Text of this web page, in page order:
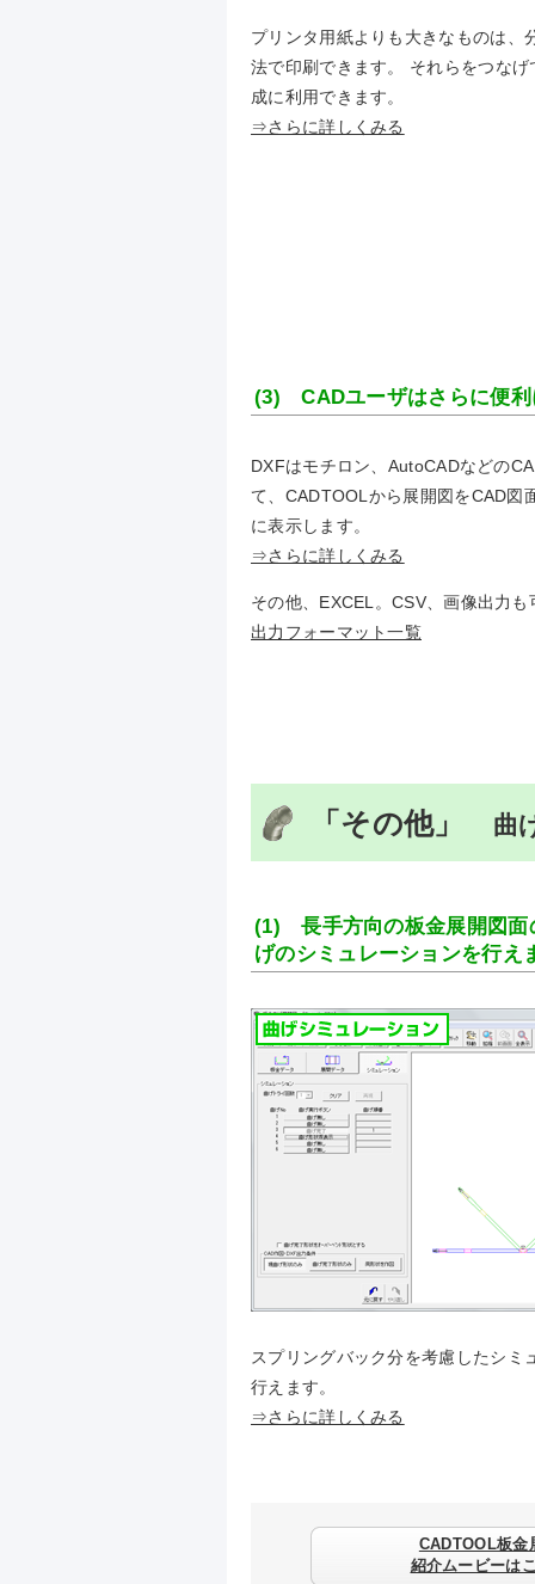
プリンタ用紙よりも大きなものは、
法で印刷できます。 それらをつな
成に利用できます。
⇒さらに詳しくみる
(3) CADユーザはさらに便利
DXFはモチロン、AutoCADなどの
て、CADTOOLから展開図をCAD図
に表示します。
⇒さらに詳しくみる
その他、EXCEL。CSV、画像出力も
出力フォーマット一覧
「その他」 曲
(1) 長手方向の板金展開図面
げのシミュレーションを行え
スプリングバック分を考慮したシミ
行えます。
⇒さらに詳しくみる
CADTOOL板金
紹介ムービーは